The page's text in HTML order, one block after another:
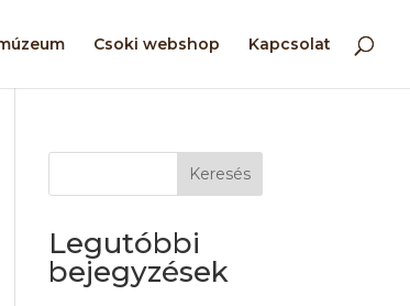
Csoki webshop Kapcsolat
Keresés
Legutóbbi
bejegyzések